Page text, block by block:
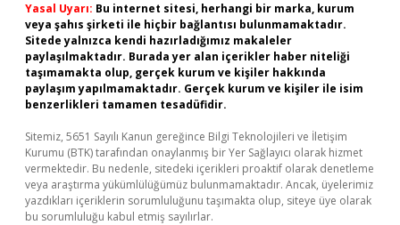
Yasal Uyarı: Bu internet sitesi, herhangi bir marka, kurum
veya şahıs şirketi ile hiçbir bağlantısı bulunmamaktadır.
Sitede yalnızca kendi hazırladığımız makaleler
paylaşılmaktadır. Burada yer alan içerikler haber niteliği
taşımamakta olup, gerçek kurum ve kişiler hakkında
paylaşım yapılmamaktadır. Gerçek kurum ve kişiler ile isim
benzerlikleri tamamen tesadüfidir.
Sitemiz, 5651 Sayılı Kanun gereğince Bilgi Teknolojileri ve İletişim
Kurumu (BTK) tarafından onaylanmış bir Yer Sağlayıcı olarak hizmet
vermektedir. Bu nedenle, sitedeki içerikleri proaktif olarak denetleme
veya araştırma yükümlülüğümüz bulunmamaktadır. Ancak, üyelerimiz
yazdıkları içeriklerin sorumluluğunu taşımakta olup, siteye üye olarak
bu sorumluluğu kabul etmiş sayılırlar.